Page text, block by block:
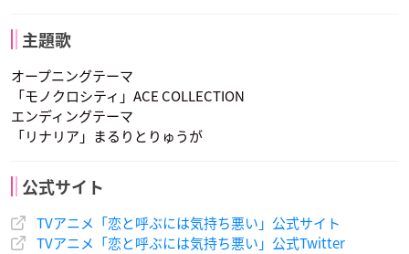
主題歌
オープニングテーマ
「モノクロシティ」ACE COLLECTION
エンディングテーマ
「リナリア」まるりとりゅうが
公式サイト
TVアニメ「恋と呼ぶには気持ち悪い」公式サイト
TVアニメ「恋と呼ぶには気持ち悪い」公式Twitter